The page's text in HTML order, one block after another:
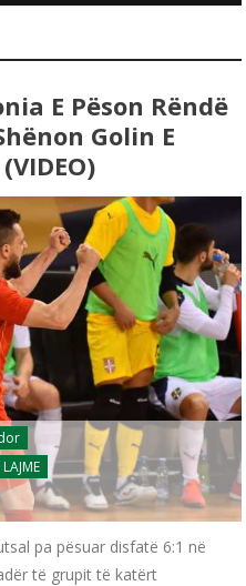
E Pëson Rëndë
Golin E
pa pësuar disfatë 6:1 në
të grupit të katërt